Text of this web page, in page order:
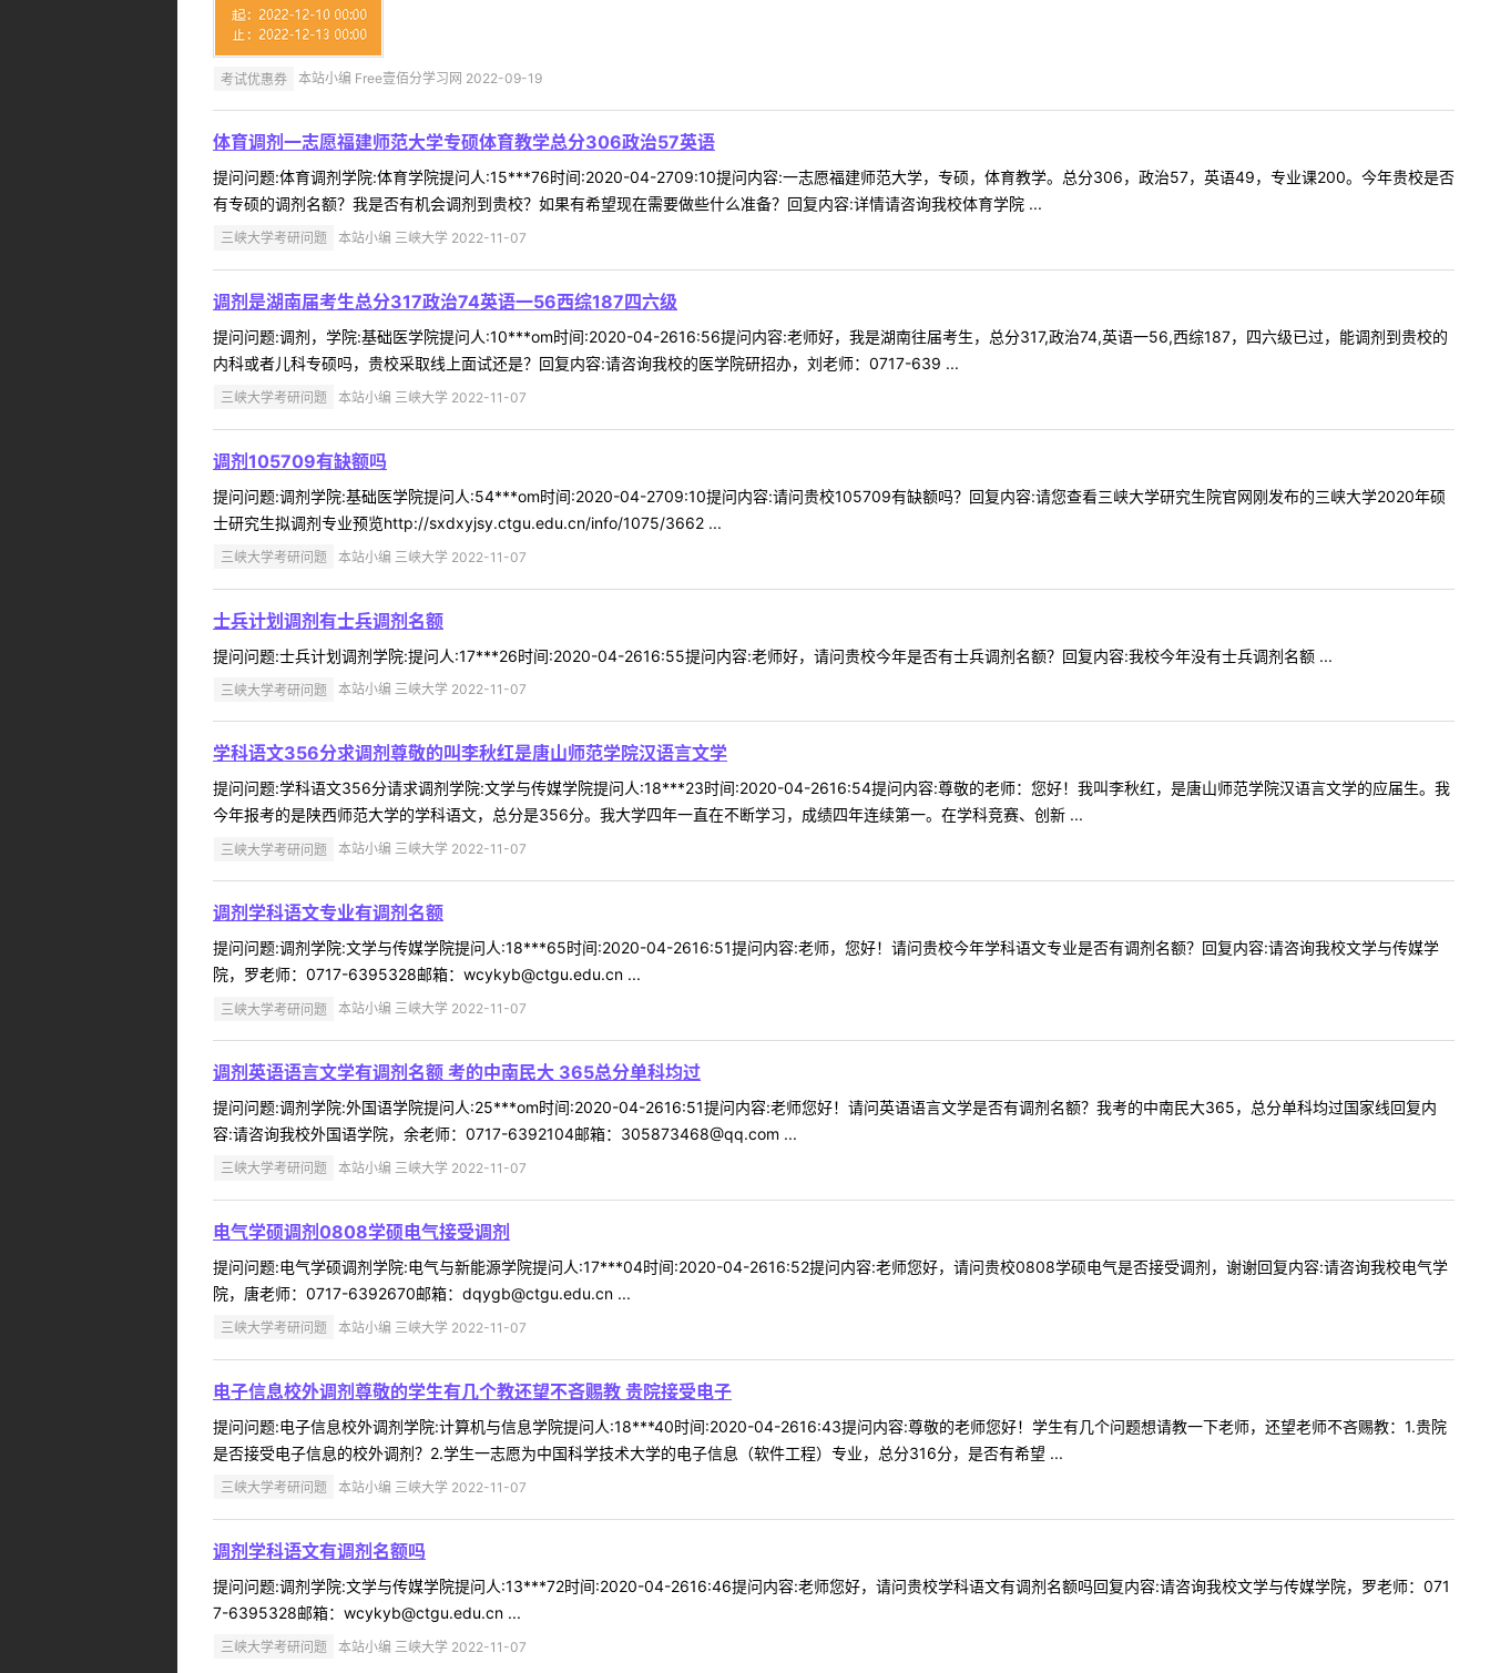
考试优惠券 本站小编 Free壹佰分学习网 2022-09-19
体育调剂一志愿福建师范大学专硕体育教学总分306政治57英语
提问问题:体育调剂学院:体育学院提问人:15***76时间:2020-04-2709:10提问内容:一志愿福建师范大学，专硕，体育教学。总分306，政治57，英语49，专业课200。今年贵校是否
有专硕的调剂名额？我是否有机会调剂到贵校？如果有希望现在需要做些什么准备？回复内容:详情请咨询我校体育学院 ...
三峡大学考研问题 本站小编 三峡大学 2022-11-07
调剂是湖南届考生总分317政治74英语一56西综187四六级
提问问题:调剂，学院:基础医学院提问人:10***om时间:2020-04-2616:56提问内容:老师好，我是湖南往届考生，总分317,政治74,英语一56,西综187，四六级已过，能调剂到贵校的
内科或者儿科专硕吗，贵校采取线上面试还是？回复内容:请咨询我校的医学院研招办，刘老师：0717-639 ...
三峡大学考研问题 本站小编 三峡大学 2022-11-07
调剂105709有缺额吗
提问问题:调剂学院:基础医学院提问人:54***om时间:2020-04-2709:10提问内容:请问贵校105709有缺额吗？回复内容:请您查看三峡大学研究生院官网刚发布的三峡大学2020年硕
士研究生拟调剂专业预览http://sxdxyjsy.ctgu.edu.cn/info/1075/3662 ...
三峡大学考研问题 本站小编 三峡大学 2022-11-07
士兵计划调剂有士兵调剂名额
提问问题:士兵计划调剂学院:提问人:17***26时间:2020-04-2616:55提问内容:老师好，请问贵校今年是否有士兵调剂名额？回复内容:我校今年没有士兵调剂名额 ...
三峡大学考研问题 本站小编 三峡大学 2022-11-07
学科语文356分求调剂尊敬的叫李秋红是唐山师范学院汉语言文学
提问问题:学科语文356分请求调剂学院:文学与传媒学院提问人:18***23时间:2020-04-2616:54提问内容:尊敬的老师：您好！我叫李秋红，是唐山师范学院汉语言文学的应届生。我
今年报考的是陕西师范大学的学科语文，总分是356分。我大学四年一直在不断学习，成绩四年连续第一。在学科竞赛、创新 ...
三峡大学考研问题 本站小编 三峡大学 2022-11-07
调剂学科语文专业有调剂名额
提问问题:调剂学院:文学与传媒学院提问人:18***65时间:2020-04-2616:51提问内容:老师，您好！请问贵校今年学科语文专业是否有调剂名额？回复内容:请咨询我校文学与传媒学
院，罗老师：0717-6395328邮箱：wcykyb@ctgu.edu.cn ...
三峡大学考研问题 本站小编 三峡大学 2022-11-07
调剂英语语言文学有调剂名额 考的中南民大 365总分单科均过
提问问题:调剂学院:外国语学院提问人:25***om时间:2020-04-2616:51提问内容:老师您好！请问英语语言文学是否有调剂名额？我考的中南民大365，总分单科均过国家线回复内
容:请咨询我校外国语学院，余老师：0717-6392104邮箱：305873468@qq.com ...
三峡大学考研问题 本站小编 三峡大学 2022-11-07
电气学硕调剂0808学硕电气接受调剂
提问问题:电气学硕调剂学院:电气与新能源学院提问人:17***04时间:2020-04-2616:52提问内容:老师您好，请问贵校0808学硕电气是否接受调剂，谢谢回复内容:请咨询我校电气学
院，唐老师：0717-6392670邮箱：dqygb@ctgu.edu.cn ...
三峡大学考研问题 本站小编 三峡大学 2022-11-07
电子信息校外调剂尊敬的学生有几个教还望不吝赐教 贵院接受电子
提问问题:电子信息校外调剂学院:计算机与信息学院提问人:18***40时间:2020-04-2616:43提问内容:尊敬的老师您好！学生有几个问题想请教一下老师，还望老师不吝赐教：1.贵院
是否接受电子信息的校外调剂？2.学生一志愿为中国科学技术大学的电子信息（软件工程）专业，总分316分，是否有希望 ...
三峡大学考研问题 本站小编 三峡大学 2022-11-07
调剂学科语文有调剂名额吗
提问问题:调剂学院:文学与传媒学院提问人:13***72时间:2020-04-2616:46提问内容:老师您好，请问贵校学科语文有调剂名额吗回复内容:请咨询我校文学与传媒学院，罗老师：071
7-6395328邮箱：wcykyb@ctgu.edu.cn ...
三峡大学考研问题 本站小编 三峡大学 2022-11-07